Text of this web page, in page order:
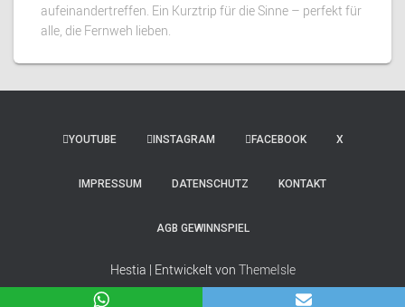
aufeinandertreffen. Ein Kurztrip für die Sinne – perfekt für
alle, die Fernweh lieben.
YOUTUBE INSTAGRAM FACEBOOK X
IMPRESSUM DATENSCHUTZ KONTAKT
AGB GEWINNSPIEL
Hestia | Entwickelt von ThemeIsle